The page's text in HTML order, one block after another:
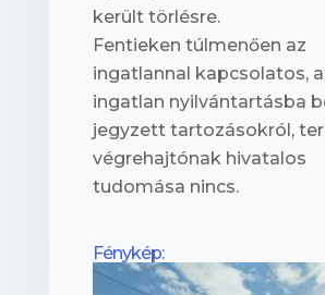
került törlésre.
Fentieken túlmenően az
ingatlannal kapcsolatos,
ingatlan nyilvántartásba
jegyzett tartozásokról,
végrehajtónak hivatalos
tudomása nincs.
Fénykép: